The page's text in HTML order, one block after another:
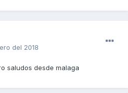
del 2018
saludos desde malaga